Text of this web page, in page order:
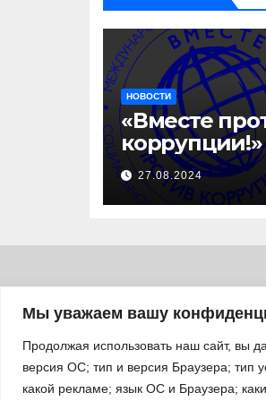
Мы уважаем вашу
Продолжая использовать наш сайт, вы
версия ОС; тип и версия Браузера; тип
какой рекламе; язык ОС и Браузера;
НОВОСТИ
«Вместе
коррупции!»
27.08.2024